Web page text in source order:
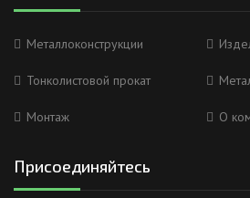
Металлоконструкции
Тонколистовой прокат
Монтаж О
Присоединяйтесь